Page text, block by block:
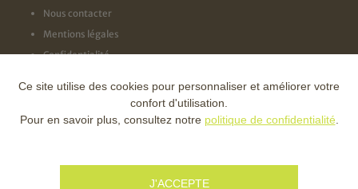
Nous contacter
Mentions légales
Confidentialité
NOS LABELS
Ce site utilise des cookies pour personnaliser et améliorer votre
confort d'utilisation.
Pour en savoir plus, consultez notre politique de confidentialité
J'ACCEPTE